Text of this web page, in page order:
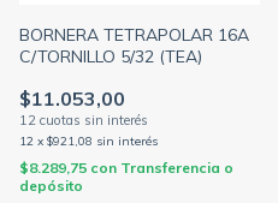
BORNERA TETRAPOLAR 16A
C/TORNILLO 5/32 (TEA)
$11.053,00
12 x $921,08 sin interés
$8.289,75 con Transferencia o
depósito